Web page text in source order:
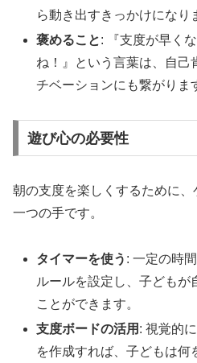
ら動き出すきっかけになり
褒めること: 『支度が早く
ね！』という言葉は、自己
チベーションにも繋がりま
遊び心の必要性
朝の支度を楽しくするために
一つの手です。
タイマーを使う : 一定の時
ルールを設定し、子どもが
ことができます。
支度ボードの活用 : 視覚的
を作成すれば、子どもは何